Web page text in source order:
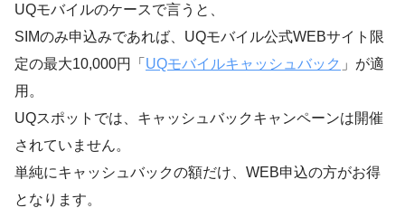
UQモバイルのケースで言うと、
SIMのみ申込みであれば、UQモバイル公式WEBサイト限
定の最大10,000円「 UQモバイルキャッシュバック 」が適
用。
UQスポットでは、キャッシュバックキャンペーンは開催
されていません。
単純にキャッシュバックの額だけ、WEB申込の方がお得
となります。